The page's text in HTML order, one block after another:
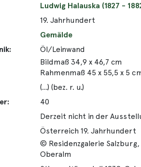
Ludwig Halauska (1827 -
19. Jahrhundert
Gemälde
Öl/Leinwand
Bildmaß 34,9 x 46,7 cm
Rahmenmaß 45 x 55,5 x 5
(...) (bez. r. u.)
40
Derzeit nicht in der
Österreich 19. Jahrhundert
© Residenzgalerie
Oberalm